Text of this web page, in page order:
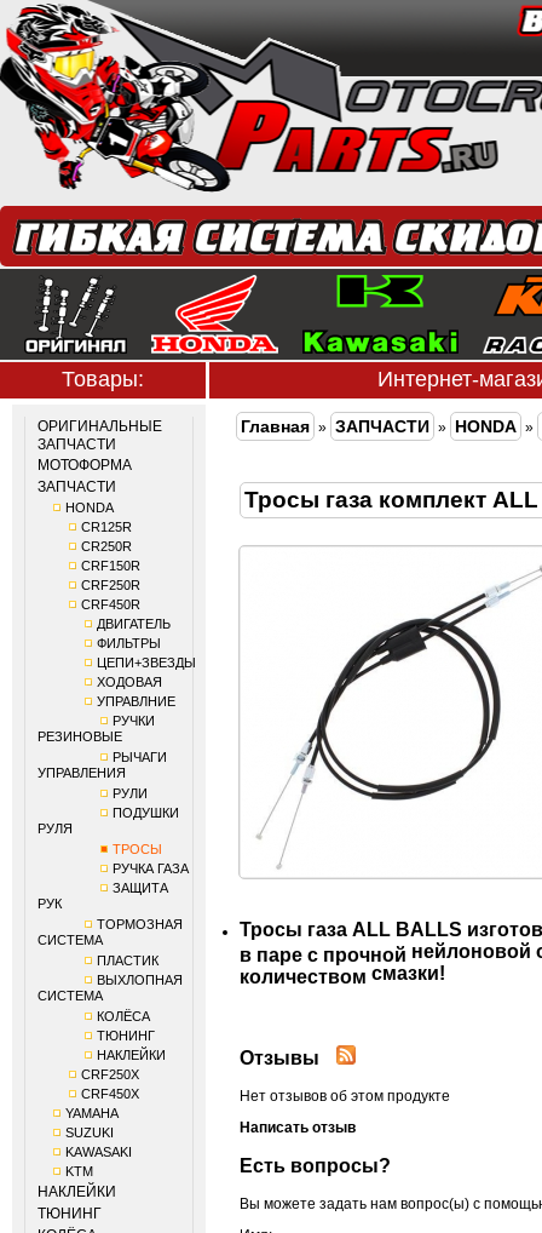
Товары: Интернет-
ОРИГИНАЛЬНЫЕ
ЗАПЧАСТИ
МОТОФОРМА
ЗАПЧАСТИ
HONDA
CR125R
CR250R
CRF150R
CRF250R
CRF450R
ДВИГАТЕЛЬ
ФИЛЬТРЫ
ЦЕПИ+ЗВЕЗДЫ
ХОДОВАЯ
УПРАВЛНИЕ
РУЧКИ
РЕЗИНОВЫЕ
РЫЧАГИ
УПРАВЛЕНИЯ
РУЛИ
ПОДУШКИ
РУЛЯ
ТРОСЫ
РУЧКА ГАЗА
ЗАЩИТА
РУК
ТОРМОЗНАЯ
СИСТЕМА
ПЛАСТИК
ВЫХЛОПНАЯ
СИСТЕМА
КОЛЁСА
ТЮНИНГ
НАКЛЕЙКИ
CRF250X
CRF450X
YAMAHA
SUZUKI
KAWASAKI
KTM
НАКЛЕЙКИ
ТЮНИНГ
Главная » ЗАПЧАСТИ » HONDA »
Тросы газа комплект
Тросы газа ALL BALLS
в паре с прочной нейлоновой
количеством смазки!
Отзывы
Нет отзывов об этом продукте
Написать отзыв
Есть вопросы?
Вы можете задать нам вопрос(ы) с